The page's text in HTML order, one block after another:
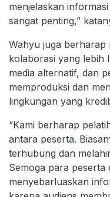
menjelaskan
sangat penting,”
Wahyu juga berharap
kolaborasi yang lebih
media alternatif, dan
memproduksi dan
lingkungan yang
“Kami berharap
antara peserta.
terhubung dan
Semoga para peserta
menyebarluaskan